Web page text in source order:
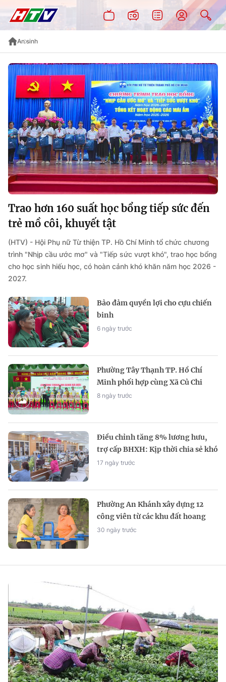
An sinh
Trao hơn 160 suất học bổng tiếp sức đến
trẻ mồ côi, khuyết tật
(HTV) - Hội Phụ nữ Từ thiện TP. Hồ Chí Minh tổ chức chương
trình "Nhịp cầu ước mơ" và "Tiếp sức vượt khó", trao học bổng
cho học sinh hiếu học, có hoàn cảnh khó khăn năm học 2026 -
2027.
Bảo đảm quyền lợi cho cựu chiến
binh
6 ngày trước
Phường Tây Thạnh TP. Hồ Chí
Minh phối hợp cùng Xã Củ Chi
triển khai các hoạt động an sinh
8 ngày trước
Điều chỉnh tăng 8% lương hưu,
trợ cấp BHXH: Kịp thời chia sẻ khó
khăn, bảo đảm an sinh xã hội
17 ngày trước
Phường An Khánh xây dựng 12
công viên từ các khu đất hoang
30 ngày trước